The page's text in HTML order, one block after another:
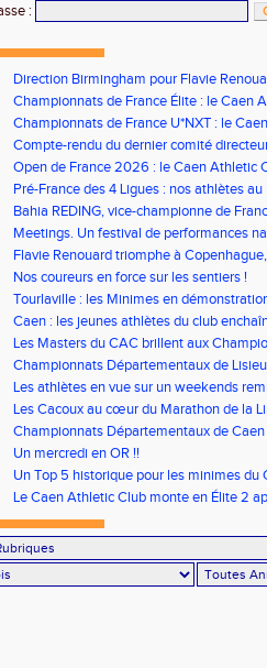
:
Direction Birmingham pour Flavie
Championnats de France Élite : le Caen
vous à Albi !
Championnats de France U*NXT : le
Stade Charléty !
Compte-rendu du dernier comité
Open de France 2026 : le Caen Athletic
Pré-France des 4 Ligues : nos athlètes
Bahia REDING, vice-championne de
Meetings. Un festival de performances
concours
Flavie Renouard triomphe à
brillent sur tous les fronts
Nos coureurs en force sur les sentiers !
Tourlaville : les Minimes en
Caen : les jeunes athlètes du club
Les Masters du CAC brillent aux
Championnats Départementaux de
remarquables pour nos jeunes athlètes
Les athlètes en vue sur un weekends
Les Cacoux au cœur du Marathon de la
Championnats Départementaux de
rendez-vous
Un mercredi en OR !!
Un Top 5 historique pour les minimes du
Finale Nationale Equip’Athlé !
Le Caen Athletic Club monte en Élite 2